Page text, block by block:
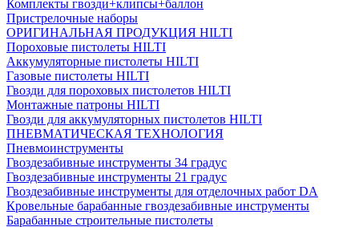
Комплекты гвозди+клипсы+баллон
Пристрелочные наборы
ОРИГИНАЛЬНАЯ ПРОДУКЦИЯ HILTI
Пороховые пистолеты HILTI
Аккумуляторные пистолеты HILTI
Газовые пистолеты HILTI
Гвозди для пороховых пистолетов HILTI
Монтажные патроны HILTI
Гвозди для аккумуляторных пистолетов HILTI
ПНЕВМАТИЧЕСКАЯ ТЕХНОЛОГИЯ
Пневмоинструменты
Гвоздезабивные инструменты 34 градус
Гвоздезабивные инструменты 21 градус
Гвоздезабивные инструменты для отделочных работ DA
Кровельные барабанные гвоздезабивные инструменты
Барабанные строительные пистолеты